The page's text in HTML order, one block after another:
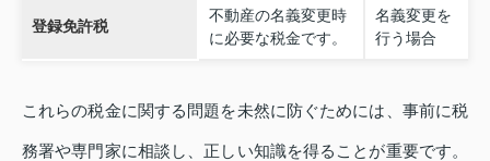
登録免許税
不動産の名義変更時
に必要な税金です。
名義変更を
行う場合
これらの税金に関する問題を未然に防ぐためには、事前に税
務署や専門家に相談し、正しい知識を得ることが重要です。